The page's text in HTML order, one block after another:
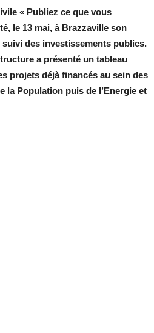
« Publiez ce que vous
le 13 mai, à Brazzaville son
suivi des investissements publics.
a présenté un tableau
projets déjà financés au sein des
la Population puis de l’Energie et